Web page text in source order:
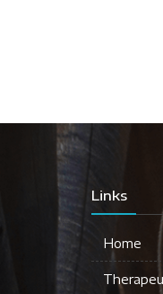
Links
Home